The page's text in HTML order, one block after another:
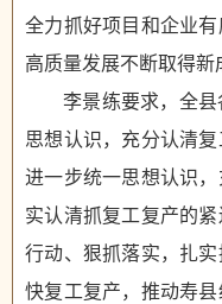
全力抓好项目和企业
高质量发展不断取得新
李景练要求，全
思想认识，充分认清
进一步统一思想认识
实认清抓复工复产的
行动、狠抓落实，扎
快复工复产，推动寿县